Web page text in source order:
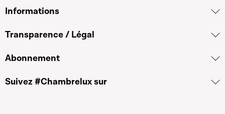
Informations
Transparence / Légal
Abonnement
Suivez #Chambrelux sur